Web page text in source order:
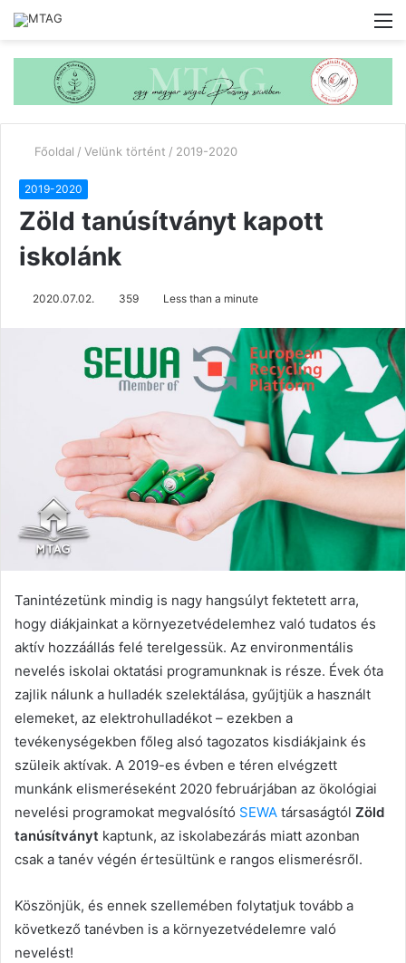
Főoldal / Velünk történt / 2019-2020
2019-2020
Zöld tanúsítványt kapott
iskolánk
2020.07.02. 359 Less than a minute
Tanintézetünk mindig is nagy hangsúlyt fektetett arra,
hogy diákjainkat a környezetvédelemhez való tudatos és
aktív hozzáállás felé terelgessük. Az environmentális
nevelés iskolai oktatási programunknak is része. Évek óta
zajlik nálunk a hulladék szelektálása, gyűjtjük a használt
elemeket, az elektrohulladékot – ezekben a
tevékenységekben főleg alsó tagozatos kisdiákjaink és
szüleik aktívak. A 2019-es évben e téren elvégzett
munkánk elismeréseként 2020 februárjában az ökológiai
nevelési programokat megvalósító SEWA társaságtól Zöld
tanúsítványt kaptunk, az iskolabezárás miatt azonban
csak a tanév végén értesültünk e rangos elismerésről.
Köszönjük, és ennek szellemében folytatjuk tovább a
következő tanévben is a környezetvédelemre való
nevelést!